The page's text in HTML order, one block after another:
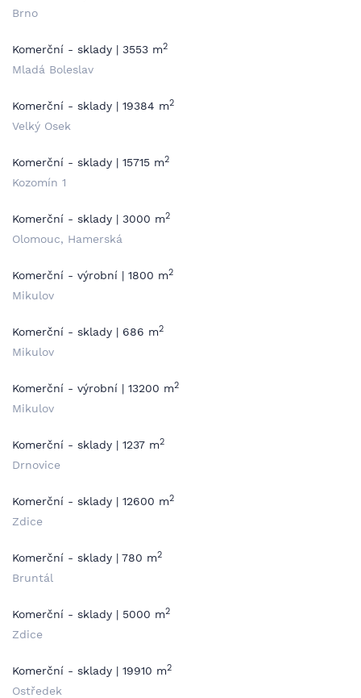
Brno
Komerční - sklady | 3553 m2
Mladá Boleslav
Komerční - sklady | 19384 m2
Velký Osek
Komerční - sklady | 15715 m2
Kozomín 1
Komerční - sklady | 3000 m2
Olomouc, Hamerská
Komerční - výrobní | 1800 m2
Mikulov
Komerční - sklady | 686 m2
Mikulov
Komerční - výrobní | 13200 m2
Mikulov
Komerční - sklady | 1237 m2
Drnovice
Komerční - sklady | 12600 m2
Zdice
Komerční - sklady | 780 m2
Bruntál
Komerční - sklady | 5000 m2
Zdice
Komerční - sklady | 19910 m2
Ostředek